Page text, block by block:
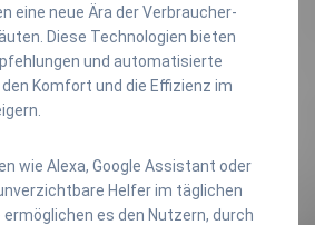
eine neue Ära der Verbraucher-
Diese Technologien bieten
und automatisierte
Komfort und die Effizienz im
wie Alexa, Google Assistant oder
Helfer im täglichen
ermöglichen es den Nutzern, durch